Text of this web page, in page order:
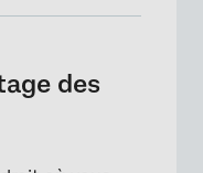
bouton de
des